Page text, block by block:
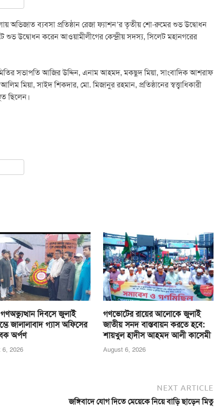
অভিজাত ব্যবসা প্রতিষ্ঠান রেজা ফ্যাশন’র তৃতীয় শো-রুমের শুভ উদ্বোধন
শুভ উদ্বোধন করেন আওয়ামীলীগের কেন্দ্রীয় সদস্য, সিলেট মহানগরের
সভাপতি আজির উদ্দিন, এনাম আহমদ, মকছুদ মিয়া, সাংবাদিক আশরাফ
সাইদ শিকদার, মো. মিজানুর রহমান, প্রতিষ্ঠানের স্বত্ত্বাধিকারী
ছিলেন।
দিবসে জুলাই
জালালাবাদ গ্যাস অফিসের
অর্পণ
6, 2026
গণভোটের রায়ের আলোকে জুলাই
জাতীয় সনদ বাস্তবায়ন করতে হবে:
শায়খুল হাদীস আহমদ আলী কাসেমী
August 6, 2026
NEXT ARTICLE
জঙ্গিবাদে যোগ দিতে মেয়েকে নিয়ে বাড়ি ছাড়েন মিতু